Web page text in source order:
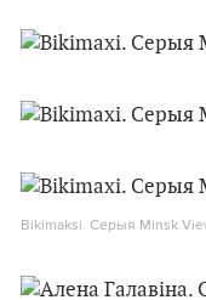
Bikimaksi. Серыя Minsk